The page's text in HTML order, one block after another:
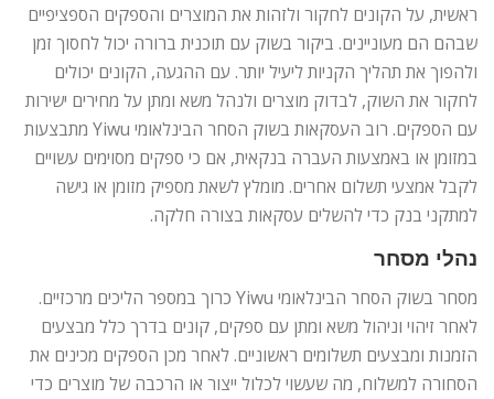
ראשית, על הקונים לחקור ולזהות את המוצרים והספקים הספציפיים
שבהם הם מעוניינים. ביקור בשוק עם תוכנית ברורה יכול לחסוך זמן
ולהפוך את תהליך הקניות ליעיל יותר. עם ההגעה, הקונים יכולים
לחקור את השוק, לבדוק מוצרים ולנהל משא ומתן על מחירים ישירות
עם הספקים. רוב העסקאות בשוק הסחר הבינלאומי Yiwu מתבצעות
במזומן או באמצעות העברה בנקאית, אם כי ספקים מסוימים עשויים
לקבל אמצעי תשלום אחרים. מומלץ לשאת מספיק מזומן או גישה
למתקני בנק כדי להשלים עסקאות בצורה חלקה.
נהלי מסחר
מסחר בשוק הסחר הבינלאומי Yiwu כרוך במספר הליכים מרכזיים.
לאחר זיהוי וניהול משא ומתן עם ספקים, קונים בדרך כלל מבצעים
הזמנות ומבצעים תשלומים ראשוניים. לאחר מכן הספקים מכינים את
הסחורה למשלוח, מה שעשוי לכלול ייצור או הרכבה של מוצרים כדי